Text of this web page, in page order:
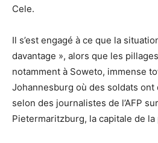
Cele.
Il s’est engagé à ce que la
davantage », alors que les
notamment à Soweto, immense
Johannesburg où des soldats
selon des journalistes de l’AFP
Pietermaritzburg, la capitale de la